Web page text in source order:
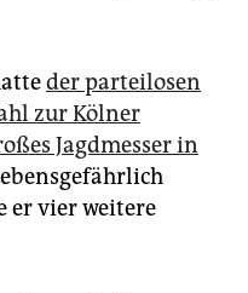
der parteilosen
zur Kölner
Jagdmesser in
er vier weitere